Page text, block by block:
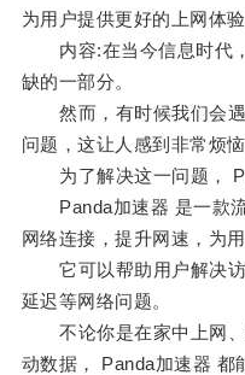
为用户提供更好的上网体验
内容:在当今信息时代，
缺的一部分。
然而，有时候我们会遇
问题，这让人感到非常烦恼
为了解决这一问题，
Panda加速器 是一款流
网络连接，提升网速，为
它可以帮助用户解决访
延迟等网络问题。
不论你是在家中上网、
动数据， Panda加速器 都